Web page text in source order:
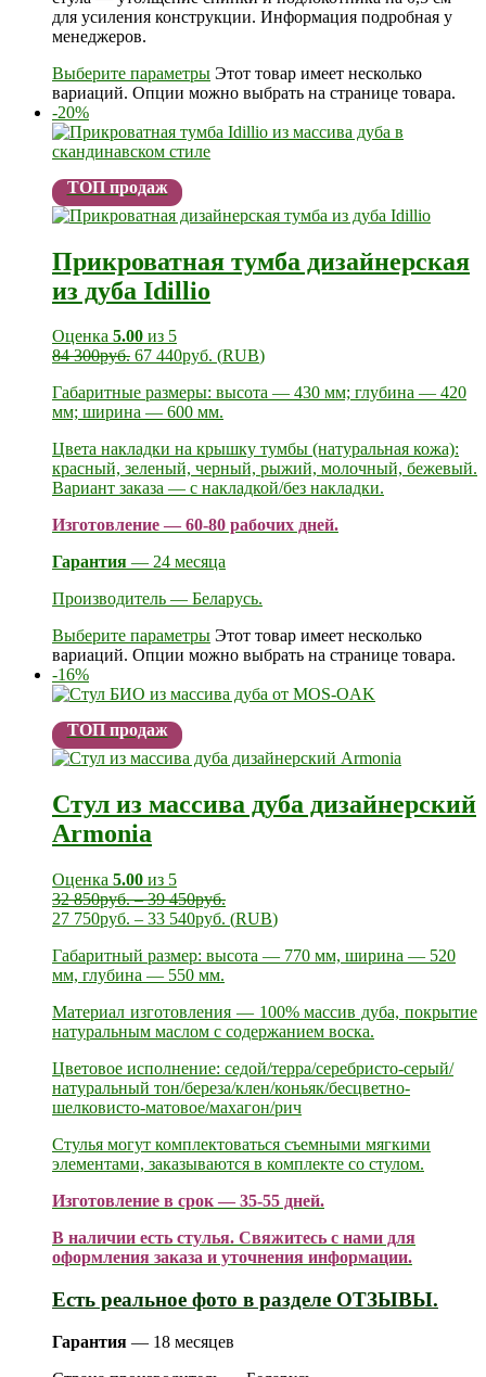
для усиления конструкции. Информация подробная у
менеджеров.
Выберите параметры Этот товар имеет несколько
вариаций. Опции можно выбрать на странице товара.
-20%
ТОП продаж
Прикроватная тумба дизайнерская
из дуба Idillio
Оценка 5.00 из 5
84 300руб. 67 440руб. (RUB)
Габаритные размеры: высота — 430 мм; глубина — 420
мм; ширина — 600 мм.
Цвета накладки на крышку тумбы (натуральная кожа):
красный, зеленый, черный, рыжий, молочный, бежевый.
Вариант заказа — с накладкой/без накладки.
Изготовление — 60-80 рабочих дней.
Гарантия — 24 месяца
Производитель — Беларусь.
Выберите параметры Этот товар имеет несколько
вариаций. Опции можно выбрать на странице товара.
-16%
ТОП продаж
Стул из массива дуба дизайнерский
Armonia
Оценка 5.00 из 5
32 850руб.–39 450руб.
27 750руб. – 33 540руб. (RUB)
Габаритный размер: высота — 770 мм, ширина — 520
мм, глубина — 550 мм.
Материал изготовления — 100% массив дуба, покрытие
натуральным маслом с содержанием воска.
Цветовое исполнение: седой/терра/серебристо-серый/
натуральный тон/береза/клен/коньяк/бесцветно-
шелковисто-матовое/махагон/рич
Стулья могут комплектоваться съемными мягкими
элементами, заказываются в комплекте со стулом.
Изготовление в срок — 35-55 дней.
В наличии есть стулья. Свяжитесь с нами для
оформления заказа и уточнения информации.
Есть реальное фото в разделе ОТЗЫВЫ.
Гарантия — 18 месяцев